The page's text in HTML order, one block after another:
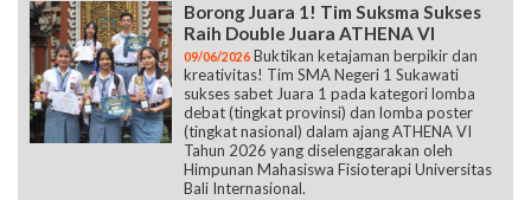
Borong Juara 1! Tim Suksma Sukses
Raih Double Juara ATHENA VI
09/06/2026 Buktikan ketajaman berpikir dan
kreativitas! Tim SMA Negeri 1 Sukawati
sukses sabet Juara 1 pada kategori lomba
debat (tingkat provinsi) dan lomba poster
(tingkat nasional) dalam ajang ATHENA VI
Tahun 2026 yang diselenggarakan oleh
Himpunan Mahasiswa Fisioterapi Universitas
Bali Internasional.